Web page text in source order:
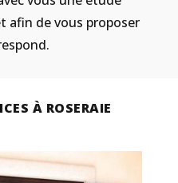
afin de vous proposer
À ROSERAIE